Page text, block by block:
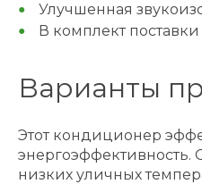
Улучшенная
В комплект
Варианты
Этот кондиционер
низких уличных